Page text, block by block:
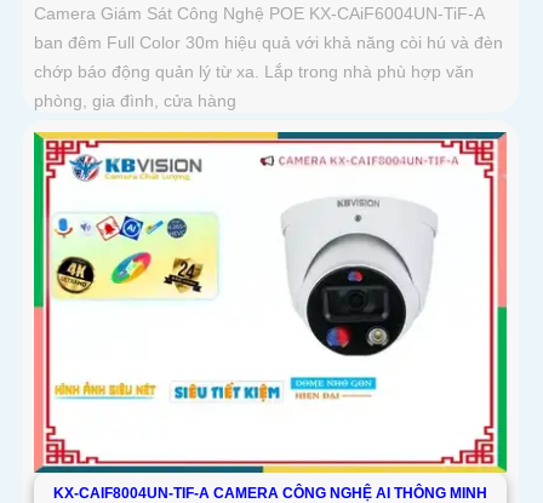
Camera Giám Sát Công Nghệ POE KX-CAiF6004UN-TiF-A
ban đêm Full Color 30m hiệu quả với khả năng còi hú và đèn
chớp báo động quản lý từ xa. Lắp trong nhà phù hợp văn
phòng, gia đình, cửa hàng
KX-CAIF8004UN-TIF-A CAMERA CÔNG NGHỆ AI THÔNG MINH